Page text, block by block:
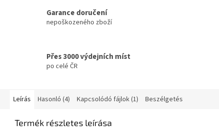
Garance doručení
nepoškozeného zboží
Přes 3000 výdejních míst
po celé ČR
Leírás Hasonló (4) Kapcsolódó fájlok (1) Beszélgetés
Termék részletes leírása